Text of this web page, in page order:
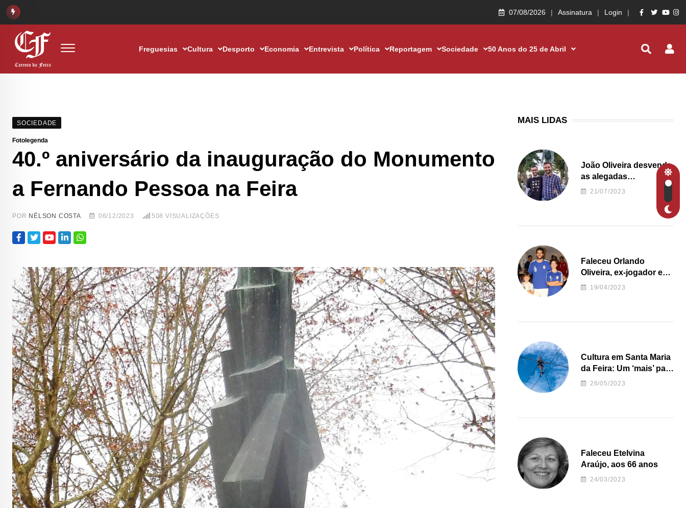
07/08/2026 Assinatura Login
Freguesias Cultura Desporto Economia Entrevista Política Reportagem Sociedade 50 Anos do 25 de Abril
SOCIEDADE
Fotolegenda
40.º aniversário da inauguração do Monumento
a Fernando Pessoa na Feira
POR NÉLSON COSTA 06/12/2023 508 VISUALIZAÇÕES
MAIS LIDAS
João Oliveira desvenda
as alegadas
irregularidades da
Junta de Freguesia S.
21/07/2023
Faleceu Orlando
Oliveira, ex-jogador e
treinador da formação
19/04/2023
Cultura em Santa Maria
da Feira: Um ‘mais’ para
o Concelho
26/05/2023
Faleceu Etelvina
Araújo, aos 66 anos
24/03/2023